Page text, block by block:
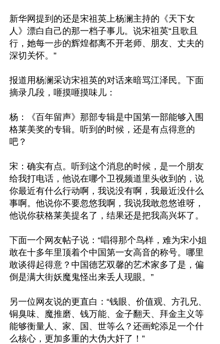
新华网提到的还是宋祖英上杨澜主持的《天下女
人》漂白自己的那一档子事儿。说宋祖英“且歌且
行，她每一步的辉煌都离不开老师、朋友、丈夫的
深切关怀。”
报道用杨澜采访宋祖英的对话来暗骂江泽民。下面
摘录几段，咂摸咂摸味儿：
杨：《百年留声》那部专辑是中国第一部能够入围
格莱美奖的专辑。听到的时候，还是有点得意的
吧？
宋：确实有点。听到这个消息的时候，是一个朋友
给我打电话，他说在哪个卫视频道里头收到的，说
你最近有什么行动啊，我说没有啊，我最近没什么
事啊。他说你不要忽悠我啊，我说我敢忽悠谁呀，
他说你获格莱美提名了，结果还是把我高兴坏了。
下面一个网友帖子说：“唱得那个鸟样，难为宋小姐
敢在十多年里顶着个中国第一女高音的称号。哪里
敢谈得起得意？中国德艺双馨的艺术家多了是，偏
倒是满大街妖魔鬼怪出来丢人现眼。”
另一位网友说的更直白：“钱眼、价值观、方孔兄、
铜臭味、魔推磨、钱万能、金子翻天、拜金主义等
能够衡量人、家、国、世等么？还画蛇添足一个什
么核心，更加多重的大伪大奸了！”